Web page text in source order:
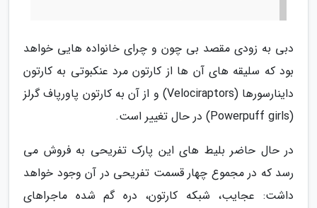
دبی به زودی مقصد بی چون و چرای خانواده هایی خواهد
بود که سلیقه های آن ها از کارتون مرد عنکبوتی به کارتون
داینارسورها (Velociraptors) و از آن به کارتون پاورپاف گرلز
(Powerpuff girls) در حال تغییر است.
در حال حاضر بلیط های این پارک تفریحی به فروش می
رسد که در مجموع چهار قسمت تفریحی در آن وجود خواهد
داشت: عجایب، شبکه کارتون، دره گم شده ماجراهای